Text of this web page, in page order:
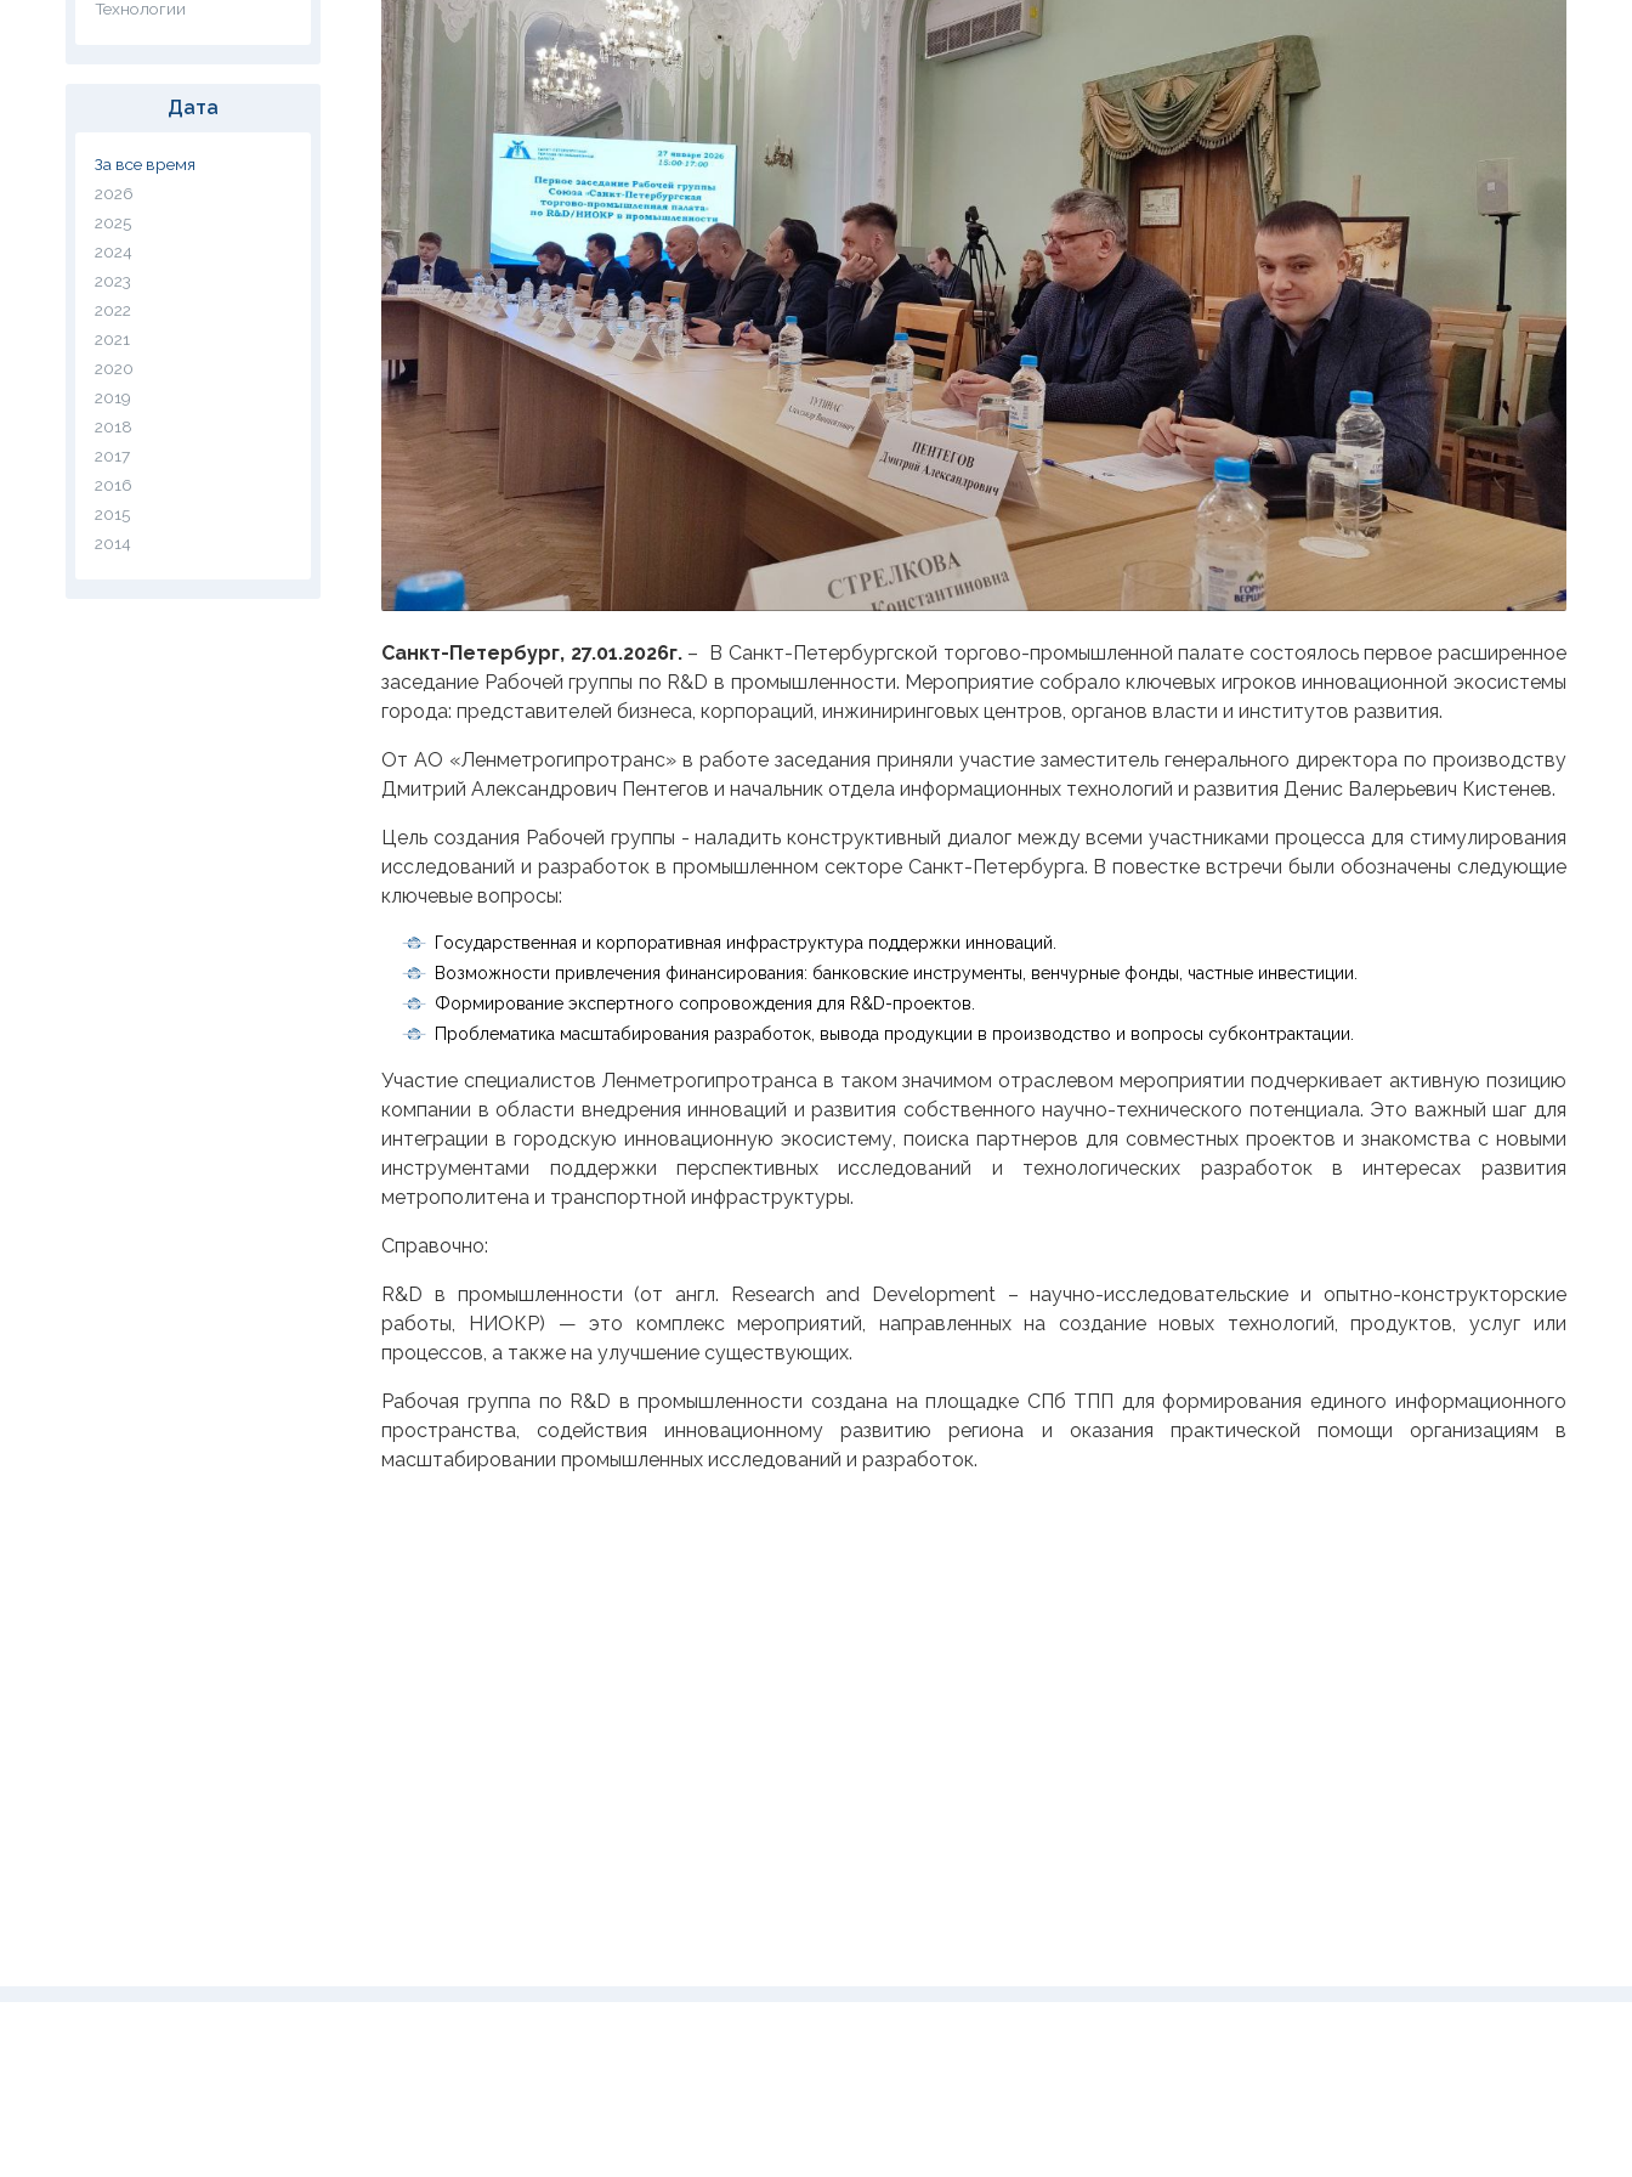
Технологии
Дата
За все время
2026
2025
2024
2023
2022
2021
2020
2019
2018
2017
2016
2015
2014
Санкт-Петербург, 27.01.2026г.– В Санкт-Петербургской торгово-промышленной палате состоялось первое расширенное
заседание Рабочей группы по R&D в промышленности. Мероприятие собрало ключевых игроков инновационной экосистемы
города: представителей бизнеса, корпораций, инжиниринговых центров, органов власти и институтов развития.
От АО «Ленметрогипротранс» в работе заседания приняли участие заместитель генерального директора по производству
Дмитрий Александрович Пентегов и начальник отдела информационных технологий и развития Денис Валерьевич Кистенев.
Цель создания Рабочей группы - наладить конструктивный диалог между всеми участниками процесса для стимулирования
исследований и разработок в промышленном секторе Санкт-Петербурга. В повестке встречи были обозначены следующие
ключевые вопросы:
Государственная и корпоративная инфраструктура поддержки инноваций.
Возможности привлечения финансирования: банковские инструменты, венчурные фонды, частные инвестиции.
Формирование экспертного сопровождения для R&D-проектов.
Проблематика масштабирования разработок, вывода продукции в производство и вопросы субконтрактации.
Участие специалистов Ленметрогипротранса в таком значимом отраслевом мероприятии подчеркивает активную позицию
компании в области внедрения инноваций и развития собственного научно-технического потенциала. Это важный шаг для
интеграции в городскую инновационную экосистему, поиска партнеров для совместных проектов и знакомства с новыми
инструментами поддержки перспективных исследований и технологических разработок в интересах развития
метрополитена и транспортной инфраструктуры.
Справочно:
R&D в промышленности (от англ. Research and Development – научно-исследовательские и опытно-конструкторские
работы, НИОКР) — это комплекс мероприятий, направленных на создание новых технологий, продуктов, услуг или
процессов, а также на улучшение существующих.
Рабочая группа по R&D в промышленности создана на площадке СПб ТПП для формирования единого информационного
пространства, содействия инновационному развитию региона и оказания практической помощи организациям в
масштабировании промышленных исследований и разработок.